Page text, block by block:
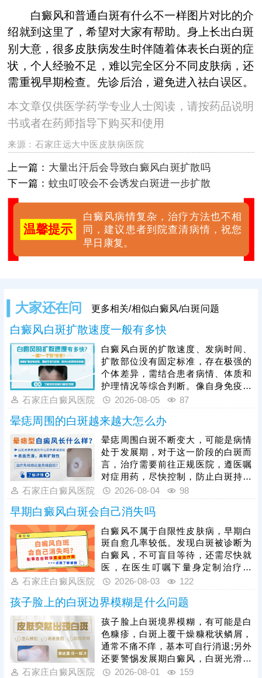
白癜风和普通白斑有什么不一样图片对比的介
绍就到这里了，希望对大家有帮助。身上长出白斑
别大意，很多皮肤病发生时伴随着体表长白斑的症
状，个人经验不足，难以完全区分不同皮肤病，还
需重视早期检查。先诊后治，避免进入祛白误区。
本文章仅供医学药学专业人士阅读，请按药品说明
书或者在药师指导下购买和使用
来源：石家庄远大中医皮肤病医院
上一篇： 大量出汗后会导致白癜风白斑扩散吗
下一篇： 蚊虫叮咬会不会诱发白斑进一步扩散
温馨提示
白癜风病情复杂，治疗方法也不相
同，建议患者到院查清病情，祝您
早日康复。
大家还在问 更多相关/相似白癜风/白斑问题
白癜风白斑扩散速度一般有多快
白癜风白斑的扩散速度、发病时间、
扩散部位没有固定标准，存在极强的
个体差异，需结合患者病情、体质和
护理情况等综合判断。像自身免疫紊
乱、精神压力大、外伤、熬夜等因
制病情，患者发病后需及时就医，根
据白癜风分型、分期开展科学对症治
疗，日常需做好皮肤护理，规避暴
晒、摩擦、外伤等诱因，保持规律作
息与良好心态，全方位降低白斑扩散
概率，稳定控制病情。
石家庄白癜风医院 2026-08-05 87
晕痣周围的白斑越来越大怎么办
晕痣周围白斑不断变大，可能是病情
处于发展期，对于这一阶段的白斑而
言，治疗需要前往正规医院，遵医嘱
对症用药，尽快控制，防止白斑持续
扩散。如果白斑扩散速度不是很快，
病情允许可适度照光，如美国进口
308激光，靶向性照射，治疗起效
快，安全性高。同时还应加强护理措
施，避免不良因素刺激，防治结合，
二者相辅相成，为白斑复色助力。
石家庄白癜风医院 2026-08-04 98
早期白癜风白斑会自己消失吗
白癜风不属于自限性皮肤病，早期白
斑自愈几率较低。发现白斑被诊断为
白癜风，不可盲目等待，还需尽快就
医，在医生叮嘱下量身定制治疗方
案，一人一方，个性化祛白，助力病
光，如美国进口308准分子激光，促
进黑色素细胞恢复活性和正常功能，
令表皮黑色素再生，提升祛白速度。
治疗过程中还需加强护理，避免外界
不良因素刺激，稳定自身免疫，防治
结合，全面令病情好转。
石家庄白癜风医院 2026-08-03 122
孩子脸上的白斑边界模糊是什么问题
孩子脸上白斑境界模糊，有可能是白
色糠疹，白斑上覆干燥糠秕状鳞屑，
通常不痛不痒，基本可自行消退;另外
还要警惕发展期白癜风，白斑光滑平
坦，形状各异，白斑边缘模糊可能伴
石家庄白癜风医院 2026-08-01 159